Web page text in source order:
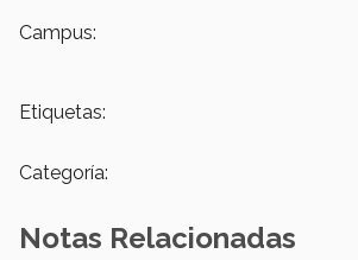
Campus:
Etiquetas:
Categoría:
Notas Relacionadas